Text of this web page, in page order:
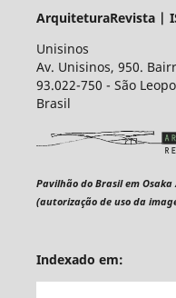
ArquiteturaRevista |
Unisinos
Av. Unisinos, 950.
93.022-750 - São
Brasil
Pavilhão do Brasil em
(autorização de uso da
Indexado em: